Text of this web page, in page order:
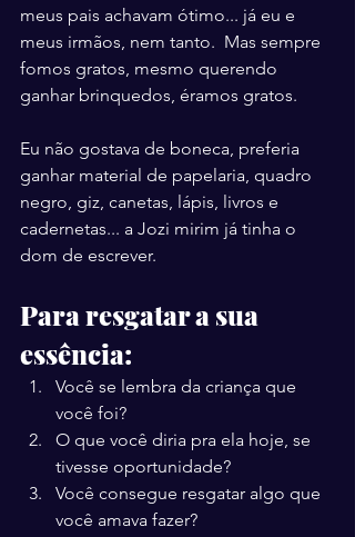
meus pais achavam ótimo... já eu e
meus irmãos, nem tanto.  Mas sempre
fomos gratos, mesmo querendo
ganhar brinquedos, éramos gratos.
Eu não gostava de boneca, preferia
ganhar material de papelaria, quadro
negro, giz, canetas, lápis, livros e
cadernetas... a Jozi mirim já tinha o
dom de escrever.
Para resgatar a sua
essência:
Você se lembra da criança que
você foi?
O que você diria pra ela hoje, se
tivesse oportunidade?
Você consegue resgatar algo que
você amava fazer?